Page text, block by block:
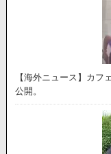
【海外ニュース】カ
公開。